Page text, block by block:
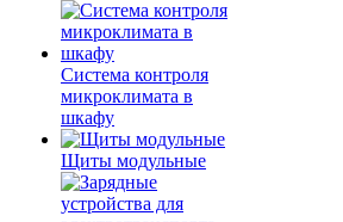
Система контроля
микроклимата в
шкафу
Щиты модульные